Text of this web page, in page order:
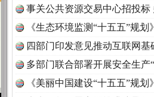
事关公共资源交易中心招投标
《生态环境监测“十五五”规
读
四部门印发意见推动互联网
多部门联合部署开展安全生产
《美丽中国建设“十五五”规划